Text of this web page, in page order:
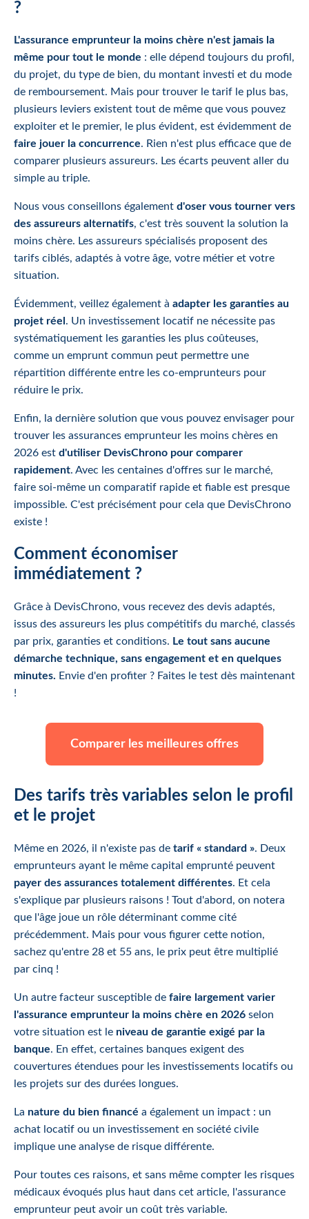
?
L'assurance emprunteur la moins chère n'est jamais la
même pour tout le monde : elle dépend toujours du profil,
du projet, du type de bien, du montant investi et du mode
de remboursement. Mais pour trouver le tarif le plus bas,
plusieurs leviers existent tout de même que vous pouvez
exploiter et le premier, le plus évident, est évidemment de
faire jouer la concurrence. Rien n'est plus efficace que de
comparer plusieurs assureurs. Les écarts peuvent aller du
simple au triple.
Nous vous conseillons également d'oser vous tourner vers
des assureurs alternatifs, c'est très souvent la solution la
moins chère. Les assureurs spécialisés proposent des
tarifs ciblés, adaptés à votre âge, votre métier et votre
situation.
Évidemment, veillez également à adapter les garanties au
projet réel . Un investissement locatif ne nécessite pas
systématiquement les garanties les plus coûteuses,
comme un emprunt commun peut permettre une
répartition différente entre les co-emprunteurs pour
réduire le prix.
Enfin, la dernière solution que vous pouvez envisager pour
trouver les assurances emprunteur les moins chères en
2026 est d'utiliser DevisChrono pour comparer
rapidement. Avec les centaines d'offres sur le marché,
faire soi-même un comparatif rapide et fiable est presque
impossible. C'est précisément pour cela que DevisChrono
existe !
Comment économiser
immédiatement ?
Grâce à DevisChrono, vous recevez des devis adaptés,
issus des assureurs les plus compétitifs du marché, classés
par prix, garanties et conditions. Le tout sans aucune
démarche technique, sans engagement et en quelques
minutes. Envie d'en profiter ? Faites le test dès maintenant
!
Comparer les meilleures offres
Des tarifs très variables selon le profil
et le projet
Même en 2026, il n'existe pas de tarif « standard ». Deux
emprunteurs ayant le même capital emprunté peuvent
payer des assurances totalement différentes. Et cela
s'explique par plusieurs raisons ! Tout d'abord, on notera
que l'âge joue un rôle déterminant comme cité
précédemment. Mais pour vous figurer cette notion,
sachez qu'entre 28 et 55 ans, le prix peut être multiplié
par cinq !
Un autre facteur susceptible de faire largement varier
l'assurance emprunteur la moins chère en 2026 selon
votre situation est le niveau de garantie exigé par la
banque. En effet, certaines banques exigent des
couvertures étendues pour les investissements locatifs ou
les projets sur des durées longues.
La nature du bien financé a également un impact : un
achat locatif ou un investissement en société civile
implique une analyse de risque différente.
Pour toutes ces raisons, et sans même compter les risques
médicaux évoqués plus haut dans cet article, l'assurance
emprunteur peut avoir un coût très variable.